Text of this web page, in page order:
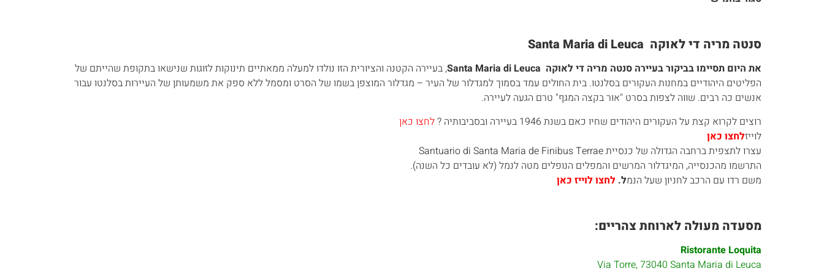
סנטה מריה די לאוקה Santa Maria di Leuca
את היום תסיימו בביקור בעיירה סנטה מריה די לאוקה
, בעיירה הקטנה והציורית הזו נולדו למעלה ממאתיים תינוקות לזוגות שנישאו בתקופת שהייתם של
הפליטים היהודיים במחנות העקורים בסלנטו. בית החולים עמד בסמוך למגדלור של העיר – מגדלור המוצפן בשמו של הסרט ומסמל ללא ספק את משמעותן של העיירות בסלנטו עבור
אנשים כה רבים. שווה לצפות בסרט "אור בקצה המגף" טרם הגעה לעיירה.
רוצים לקרוא קצת על העקורים היהודים שחיו כאם בשנת 1946 בעיירה ובסביבותיה ?
לחצו כאן
לוייזלחצו כאן
עצרו לתצפית ברחבה הגדולה של כנסיית Santuario di Santa Maria de Finibus Terrae
התרשמו מהכנסייה, המיגדלור המרשים והמפלים הנופלים מטה לנמל (לא עובדים כל השנה).
משם רדו עם הרכב לחניון שעל הנמל. לחצו לוייז כאן
מסעדה מעולה לארוחת צהריים:
Ristorante Loquita
Via Torre, 73040 Santa Maria di Leuca